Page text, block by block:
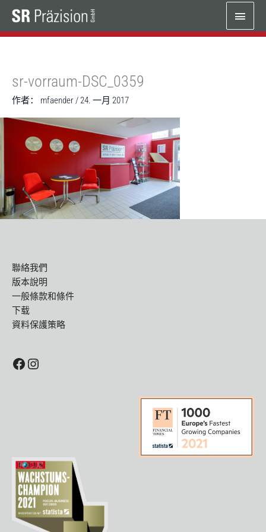
内
主
菜
sr-vorraum-DSC_0359
作者： mfaender /24. 一月 2017
聯絡我們
版本說明
一般條款和條件
下载
資料保護策略
Facebook
Instagram